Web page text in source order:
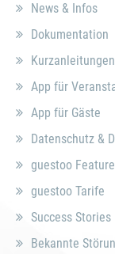
News & Infos
Dokumentation
Kurzanleitungen
App für
App für Gäste
Datenschutz &
guestoo
guestoo Tarife
Success Stories
Bekannte